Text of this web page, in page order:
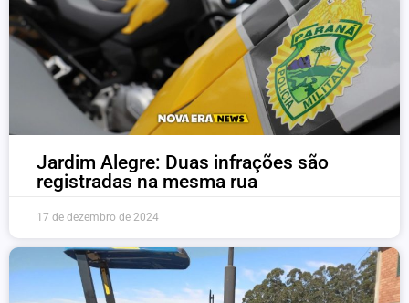
Jardim Alegre: Duas infrações são
registradas na mesma rua
17 de dezembro de 2024